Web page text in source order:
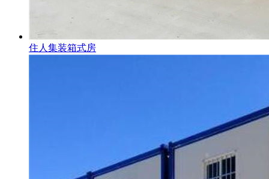
住人集装箱式房